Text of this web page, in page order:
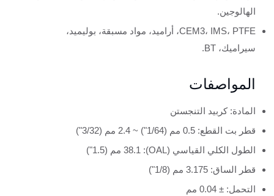
الهالوجين.
CEM3، IMS، PTFE، أراميد، مواد مسبقة، بوليميد،
سيراميك، BT.
المواصفات
المادة: كربيد التنجستن
قطر بت القطع: 0.5 مم (1/64") ~ 2.4 مم (3/32")
الطول الكلي القياسي (OAL): 38.1 مم (1.5")
قطر الساق: 3.175 مم (1/8")
التحمل: ± 0.04 مم